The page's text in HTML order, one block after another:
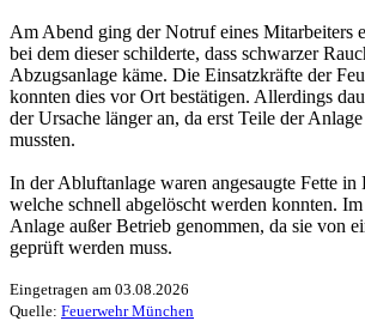
Am Abend ging der Notruf eines Mitarbeiters
bei dem dieser schilderte, dass schwarzer
Abzugsanlage käme. Die Einsatzkräfte der
konnten dies vor Ort bestätigen. Allerdings
der Ursache länger an, da erst Teile der
mussten.
In der Abluftanlage waren angesaugte Fette in
welche schnell abgelöscht werden konnten.
Anlage außer Betrieb genommen, da sie von
geprüft werden muss.
Eingetragen am 03.08.2026
Quelle: Feuerwehr München